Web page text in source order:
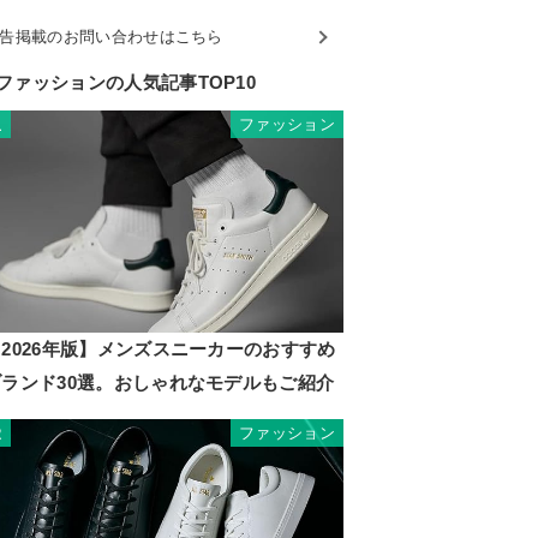
掲載のお問い合わせはこちら
ァッションの人気記事TOP10
ファッション
年版】メンズスニーカーのおすすめ
ンド30選。おしゃれなモデルもご紹介
ファッション